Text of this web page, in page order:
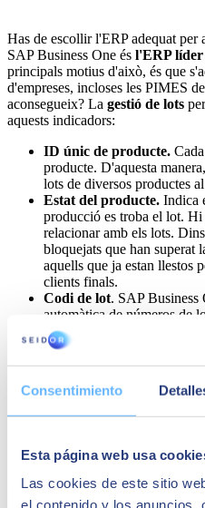
Consentimiento
Esta página web usa
Las cookies de este sitio
el contenido y los anuncios,
Has de escollir l'ERP adequat per
SAP Business One és l'ERP líder
principals motius d'això, és que
d'empreses, incloses les PIMES
aconsegueix? La gestió de lots
aquests indicadors:
ID únic de producte.
producte. D'aquesta
lots de diversos productes
Estat del producte. Indica
producció es troba el lot. Hi
relacionar amb els lots.
bloquejats que han superat
aquells que ja estan llestos
clients finals.
Codi de lot. SAP Business
automàtica de números de
donar-los d'alta manualment.
Dates clau del producte.
SAP Business One per a
caducitat.
Camps personalitzats
No hi ha dubte que tota aquesta